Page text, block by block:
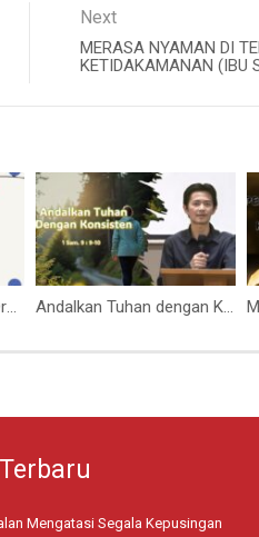
Next
MERASA NYAMAN DI
KETIDAKAMANAN (IBU
Mengatasi Segala Kepusingan